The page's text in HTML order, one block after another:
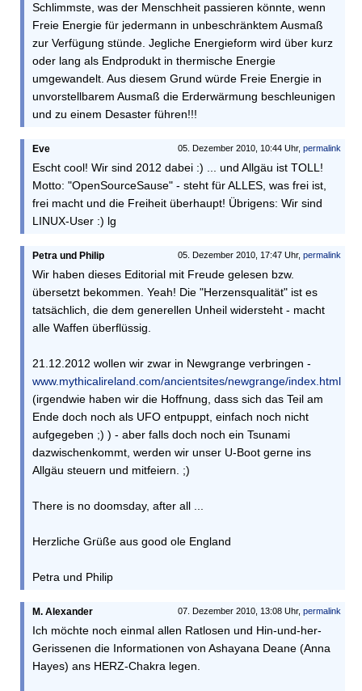
Schlimmste, was der Menschheit passieren könnte, wenn
Freie Energie für jedermann in unbeschränktem Ausmaß
zur Verfügung stünde. Jegliche Energieform wird über kurz
oder lang als Endprodukt in thermische Energie
umgewandelt. Aus diesem Grund würde Freie Energie in
unvorstellbarem Ausmaß die Erderwärmung beschleunigen
und zu einem Desaster führen!!!
05. Dezember 2010, 10:44 Uhr, permalink
Eve
Escht cool! Wir sind 2012 dabei :) ... und Allgäu ist TOLL!
Motto: "OpenSourceSause" - steht für ALLES, was frei ist,
frei macht und die Freiheit überhaupt! Übrigens: Wir sind
LINUX-User :) lg
05. Dezember 2010, 17:47 Uhr, permalink
Petra und Philip
Wir haben dieses Editorial mit Freude gelesen bzw.
übersetzt bekommen. Yeah! Die "Herzensqualität" ist es
tatsächlich, die dem generellen Unheil widersteht - macht
alle Waffen überflüssig.
21.12.2012 wollen wir zwar in Newgrange verbringen -
www.mythicalireland.com/ancientsites/newgrange/index.html
(irgendwie haben wir die Hoffnung, dass sich das Teil am
Ende doch noch als UFO entpuppt, einfach noch nicht
aufgegeben ;) ) - aber falls doch noch ein Tsunami
dazwischenkommt, werden wir unser U-Boot gerne ins
Allgäu steuern und mitfeiern. ;)
There is no doomsday, after all ...
Herzliche Grüße aus good ole England
Petra und Philip
07. Dezember 2010, 13:08 Uhr, permalink
M. Alexander
Ich möchte noch einmal allen Ratlosen und Hin-und-her-
Gerissenen die Informationen von Ashayana Deane (Anna
Hayes) ans HERZ-Chakra legen.